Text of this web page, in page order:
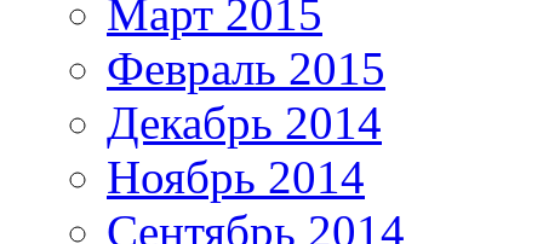
Март 2015
Февраль 2015
Декабрь 2014
Ноябрь 2014
Сентябрь 2014